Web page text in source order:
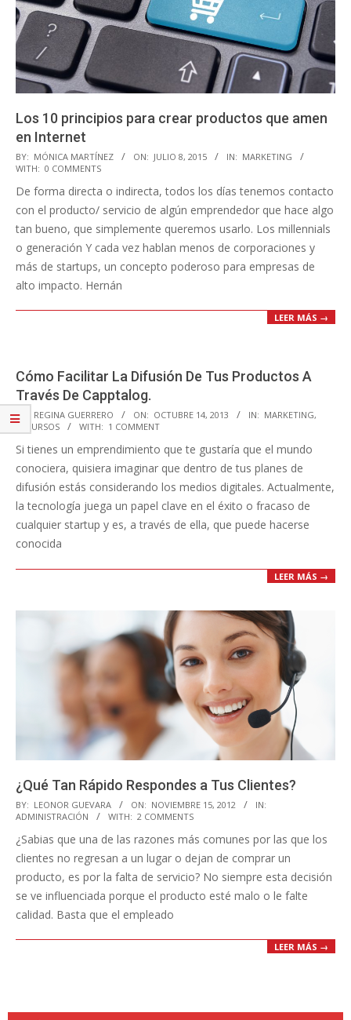
Los 10 principios para crear productos que amen
en Internet
2015-
07-
08
BY: MÓNICA MARTÍNEZ ON: JULIO 8, 2015 IN: MARKETING
WITH: 0 COMMENTS
De forma directa o indirecta, todos los días tenemos contacto
con el producto/ servicio de algún emprendedor que hace algo
tan bueno, que simplemente queremos usarlo. Los millennials
o generación Y cada vez hablan menos de corporaciones y
más de startups, un concepto poderoso para empresas de
alto impacto. Hernán
LEER MÁS →
Cómo Facilitar La Difusión De Tus Productos A
Través De Capptalog.
2013-
10-
14
BY: REGINA GUERRERO ON: OCTUBRE 14, 2013 IN: MARKETING,
RECURSOS
WITH: 1 COMMENT
Si tienes un emprendimiento que te gustaría que el mundo
conociera, quisiera imaginar que dentro de tus planes de
difusión estás considerando los medios digitales. Actualmente,
la tecnología juega un papel clave en el éxito o fracaso de
cualquier startup y es, a través de ella, que puede hacerse
conocida
LEER MÁS →
¿Qué Tan Rápido Respondes a Tus Clientes?
2012-
11-
15
BY: LEONOR GUEVARA ON: NOVIEMBRE 15, 2012
IN:
ADMINISTRACIÓN
WITH: 2 COMMENTS
¿Sabias que una de las razones más comunes por las que los
clientes no regresan a un lugar o dejan de comprar un
producto, es por la falta de servicio? No siempre esta decisión
se ve influenciada porque el producto esté malo o le falte
calidad. Basta que el empleado
LEER MÁS →